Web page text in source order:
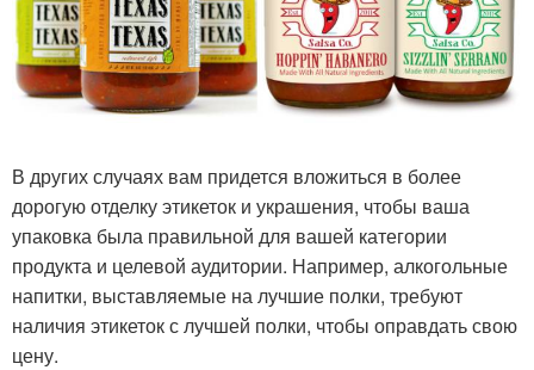
В других случаях вам придется вложиться в более
дорогую отделку этикеток и украшения, чтобы ваша
упаковка была правильной для вашей категории
продукта и целевой аудитории. Например, алкогольные
напитки, выставляемые на лучшие полки, требуют
наличия этикеток с лучшей полки, чтобы оправдать свою
цену.